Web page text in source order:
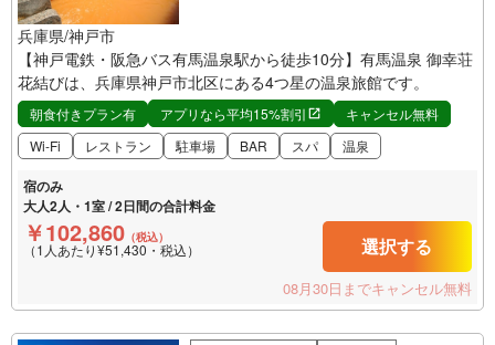
兵庫県/神戸市
【神戸電鉄・阪急バス有馬温泉駅から徒歩10分】有馬温泉 御幸荘
花結びは、兵庫県神戸市北区にある4つ星の温泉旅館です。
朝食付きプラン有 アプリなら平均15%割引
キャンセル無料
Wi-Fi
レストラン 駐車場 BAR スパ 温泉
宿のみ
大人2人・1室 / 2日間の合計料金
￥102,860 （税込）
（1人あたり¥51,430・税込） 選択する
08月30日までキャンセル無料